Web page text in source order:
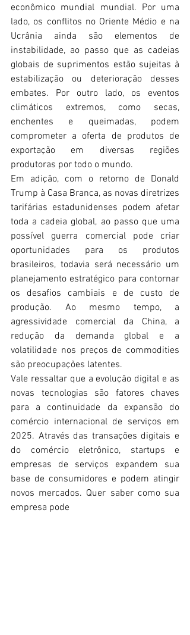
econômico mundial mundial. Por uma
lado, os conflitos no Oriente Médio e na
Ucrânia ainda são elementos de
instabilidade, ao passo que as cadeias
globais de suprimentos estão sujeitas à
estabilização ou deterioração desses
embates. Por outro lado, os eventos
climáticos extremos, como secas,
enchentes e queimadas, podem
comprometer a oferta de produtos de
exportação em diversas regiões
produtoras por todo o mundo.
Em adição, com o retorno de Donald
Trump à Casa Branca, as novas diretrizes
tarifárias estadunidenses podem afetar
toda a cadeia global, ao passo que uma
possível guerra comercial pode criar
oportunidades para os produtos
brasileiros, todavia será necessário um
planejamento estratégico para contornar
os desafios cambiais e de custo de
produção. Ao mesmo tempo, a
agressividade comercial da China, a
redução da demanda global e a
volatilidade nos preços de commodities
são preocupações latentes.
Vale ressaltar que a evolução digital e as
novas tecnologias são fatores chaves
para a continuidade da expansão do
comércio internacional de serviços em
2025. Através das transações digitais e
do comércio eletrônico, startups e
empresas de serviços expandem sua
base de consumidores e podem atingir
novos mercados. Quer saber como sua
empresa pode